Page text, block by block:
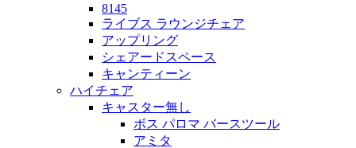
8145
ライブス ラウンジチェア
アップリング
シェアードスペース
キャンティーン
ハイチェア
キャスター無し
ボス パロマ バースツール
アミタ